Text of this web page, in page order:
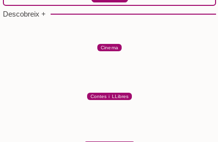
Descobreix +
Cinema
Contes i LLibres